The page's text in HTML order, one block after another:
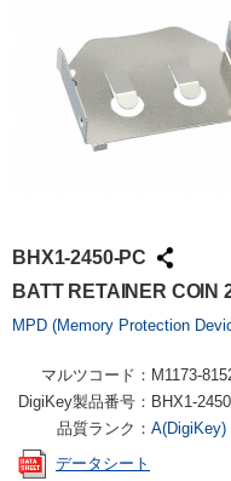
BHX1-2450-PC
BATT RETAINER COIN
MPD (Memory Protection
マルツコード： M1173-
DigiKey製品番号： BHX1-
品質ランク： A(DigiKey)
データシート